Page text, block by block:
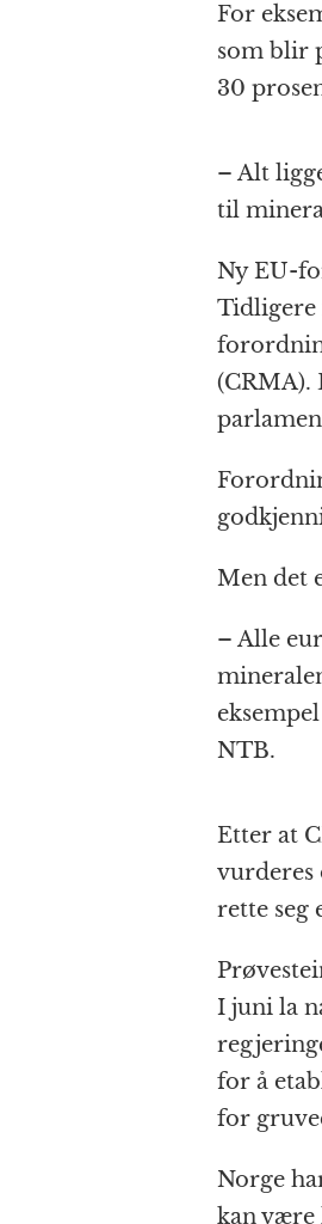
For
som blir
30
– Alt
til
Ny EU-
Tidligere
(CRMA).
Men det
– Alle
NTB.
Etter at
vurderes
rette seg
I juni la
for å
for
Norge
kan være